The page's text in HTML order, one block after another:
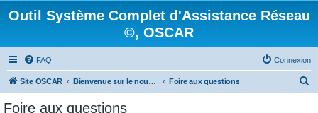
Outil Système Complet d'Assistance Réseau
©, OSCAR
FAQ Connexion
Site OSCAR Bienvenue sur le nouveau forum OSCAR Foire aux questions
Foire aux questions